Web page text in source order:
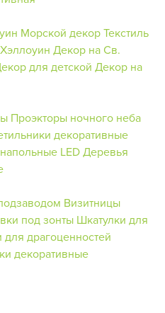
Морской декорТекстиль
Декор на Св.
для детской Декор на
Проэкторы ночного неба
декоративные
LED Деревья
Визитницы
под зонты Шкатулки для
для драгоценностей
декоративные